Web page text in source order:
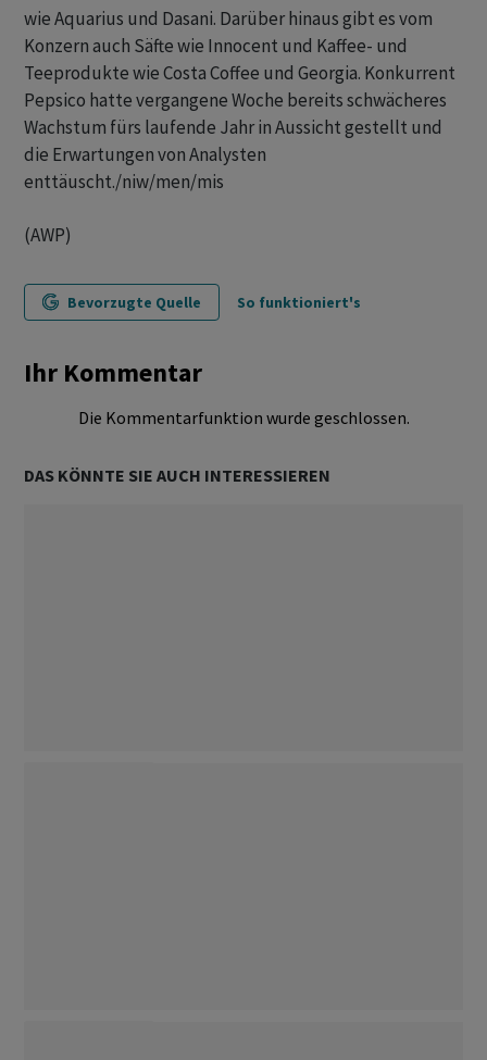
wie Aquarius und Dasani. Darüber hinaus gibt es vom
Konzern auch Säfte wie Innocent und Kaffee- und
Teeprodukte wie Costa Coffee und Georgia. Konkurrent
Pepsico hatte vergangene Woche bereits schwächeres
Wachstum fürs laufende Jahr in Aussicht gestellt und
die Erwartungen von Analysten
enttäuscht./niw/men/mis
(AWP)
Bevorzugte Quelle So funktioniert's
Ihr Kommentar
Die Kommentarfunktion wurde geschlossen.
DAS KÖNNTE SIE AUCH INTERESSIEREN